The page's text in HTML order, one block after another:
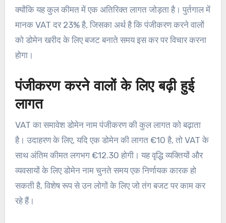
क्योंकि यह कुल कीमत में एक अतिरिक्त लागत जोड़ता है। पुर्तगाल में
मानक VAT दर 23% है, जिसका अर्थ है कि पंजीकरण करने वालों
को डोमेन खरीद के लिए बजट बनाते समय इस कर पर विचार करना
होगा।
पंजीकरण करने वालों के लिए बढ़ी हुई
लागत
VAT का समावेश डोमेन नाम पंजीकरण की कुल लागत को बढ़ाता
है। उदाहरण के लिए, यदि एक डोमेन की लागत €10 है, तो VAT के
साथ अंतिम कीमत लगभग €12.30 होगी। यह वृद्धि व्यक्तियों और
व्यवसायों के लिए डोमेन नाम चुनते समय एक निर्णायक कारक हो
सकती है, विशेष रूप से उन लोगों के लिए जो तंग बजट पर काम कर
रहे हैं।